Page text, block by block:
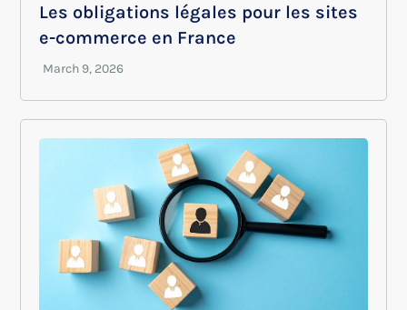
Les obligations légales pour les sites
e-commerce en France